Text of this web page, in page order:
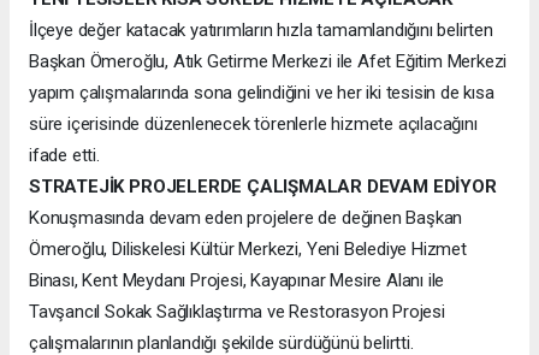
İlçeye değer katacak yatırımların hızla tamamlandığını belirten
Başkan Ömeroğlu, Atık Getirme Merkezi ile Afet Eğitim Merkezi
yapım çalışmalarında sona gelindiğini ve her iki tesisin de kısa
süre içerisinde düzenlenecek törenlerle hizmete açılacağını
ifade etti.
STRATEJİK PROJELERDE ÇALIŞMALAR DEVAM EDİYOR
Konuşmasında devam eden projelere de değinen Başkan
Ömeroğlu, Diliskelesi Kültür Merkezi, Yeni Belediye Hizmet
Binası, Kent Meydanı Projesi, Kayapınar Mesire Alanı ile
Tavşancıl Sokak Sağlıklaştırma ve Restorasyon Projesi
çalışmalarının planlandığı şekilde sürdüğünü belirtti.